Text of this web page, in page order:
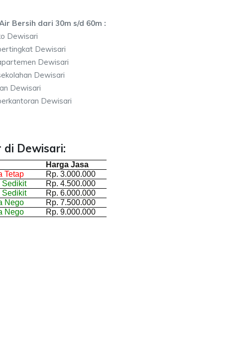
Bersih dari 30m s/d 60m :
Dewisari
Dewisari
Dewisari
Dewisari
Dewisari
Dewisari
di Dewisari:
Harga Jasa
Tetap
Rp. 3.000.000
Sedikit
Rp. 4.500.000
Sedikit
Rp. 6.000.000
Nego
Rp. 7.500.000
Nego Rp. 9.000.000